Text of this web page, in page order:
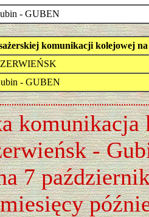
- GUBEN
komunikacji kolejowej
- GUBEN
-
7